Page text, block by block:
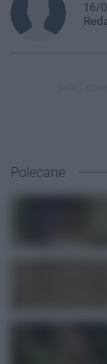
16/
Polecane